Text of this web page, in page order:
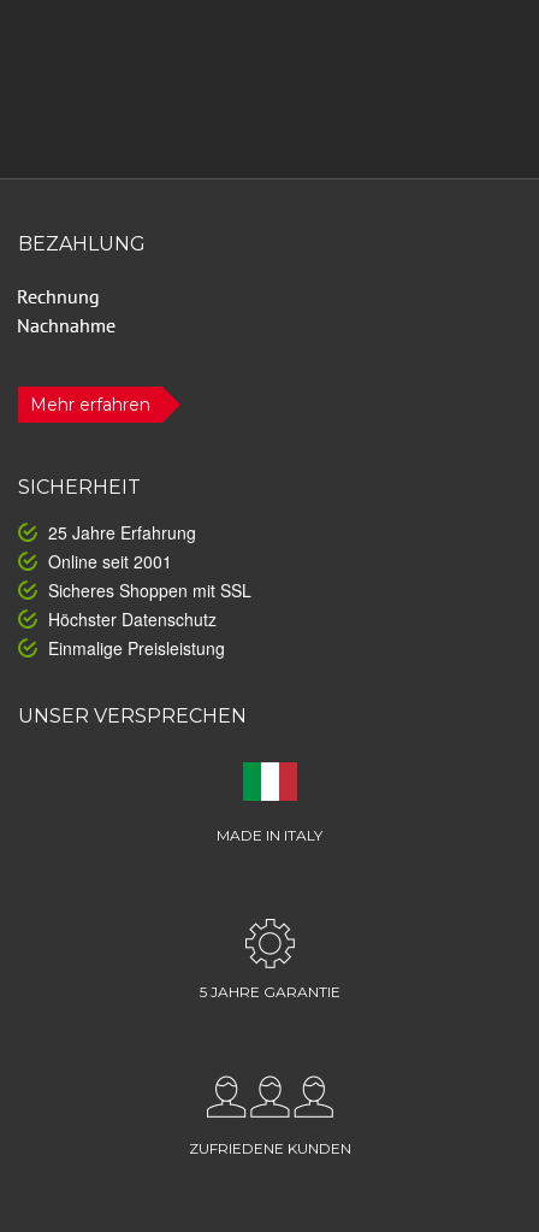
BEZAHLUNG
Mehr erfahren
SICHERHEIT
25 Jahre Erfahrung
Online seit 2001
Sicheres Shoppen mit SSL
Höchster Datenschutz
Einmalige Preisleistung
UNSER VERSPRECHEN
MADE IN ITALY
5 JAHRE GARANTIE
ZUFRIEDENE KUNDEN